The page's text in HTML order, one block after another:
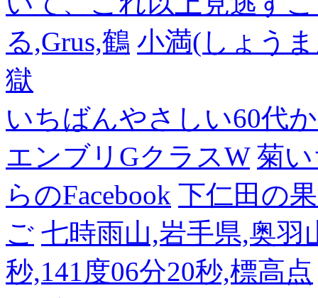
る,Grus,鶴 小満(しょう
獄
いちばんやさしい60代
エンブリGクラスW 菊
らのFacebook 下仁田の
ご 七時雨山,岩手県,奥羽
秒,141度06分20秒,標高点